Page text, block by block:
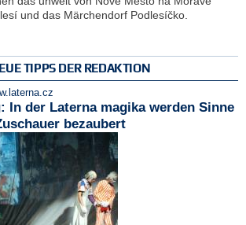
und das Märchendorf Podlesíčko.
TIPPS DER REDAKTION
In der Laterna magika werden Sinne
bezaubert